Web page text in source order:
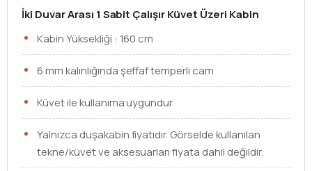
İki Duvar Arası 1 Sabit Çalışır Küvet Üzeri Kabin
Kabin Yüksekliği : 160 cm
6 mm kalınlığında şeffaf temperli cam
Küvet ile kullanıma uygundur.
Yalnızca duşakabin fiyatıdır. Görselde kullanılan
tekne/küvet ve aksesuarları fiyata dahil değildir.